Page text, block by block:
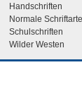
Handschriften
Normale
Schulschriften
Wilder Westen